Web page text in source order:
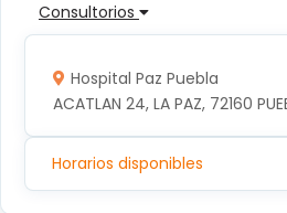
Consultorios
Hospital Paz Puebla
ACATLAN 24, LA PAZ, 72160
Horarios disponibles